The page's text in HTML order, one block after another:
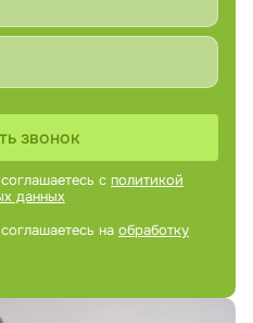
звонок
с политикой
данных
на обработку